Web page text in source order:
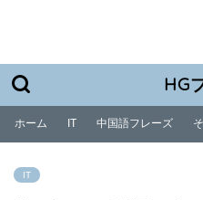
HG
ホーム IT 中国語フレーズ
IT